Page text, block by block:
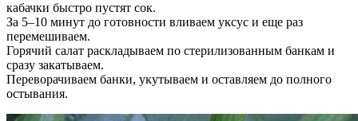
кабачки быстро пустят сок.
За 5–10 минут до готовности вливаем уксус и еще раз
перемешиваем.
Горячий салат раскладываем по стерилизованным банкам и
сразу закатываем.
Переворачиваем банки, укутываем и оставляем до полного
остывания.